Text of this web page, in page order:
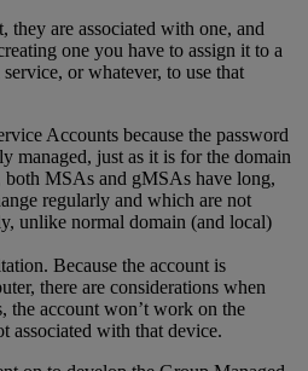
they are associated with one, and
one you have to assign it to a
or whatever, to use that
Accounts because the password
managed, just as it is for the domain
both MSAs and gMSAs have long,
regularly and which are not
unlike normal domain (and local)
Because the account is
there are considerations when
the account won’t work on the
associated with that device.